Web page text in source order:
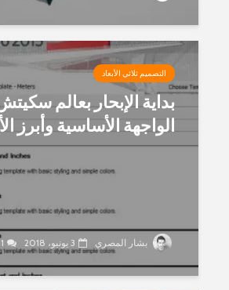
التصميم ثلاثي الأبعاد
بداية الإبحار بعالم
الواجهة الأساسية وأبرز
بشار المصري 3 يونيو، 2018 1 تعليق